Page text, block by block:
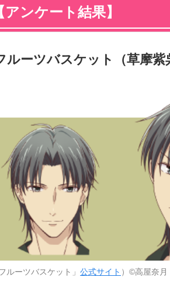
ンケート結果】
ルーツバスケット（草摩紫
ルーツバスケット」 公式サイト ）©高屋奈月